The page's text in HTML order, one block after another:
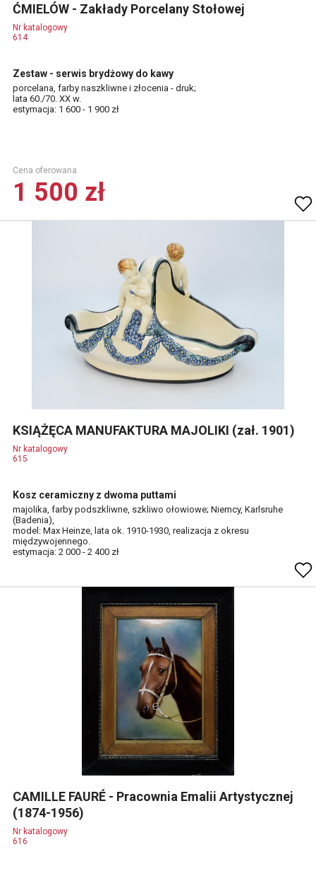
ĆMIELÓW - Zakłady Porcelany Stołowej
Nr katalogowy
614
Zestaw - serwis brydżowy do kawy
porcelana, farby naszkliwne i złocenia - druk;
lata 60./70. XX w.
estymacja: 1 600 - 1 900 zł
Cena oferowana
1 500 zł
KSIĄŻĘCA MANUFAKTURA MAJOLIKI (zał. 1901)
Nr katalogowy
615
Kosz ceramiczny z dwoma puttami
majolika, farby podszkliwne, szkliwo ołowiowe; Niemcy, Karlsruhe
(Badenia),
model: Max Heinze, lata ok. 1910-1930, realizacja z okresu
międzywojennego.
estymacja: 2 000 - 2 400 zł
CAMILLE FAURÉ - Pracownia Emalii Artystycznej
(1874-1956)
Nr katalogowy
616